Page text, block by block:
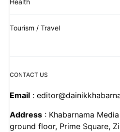
Health
Tourism / Travel
CONTACT US
Email :
Address : Khabarnama
ground floor, Prime Square,